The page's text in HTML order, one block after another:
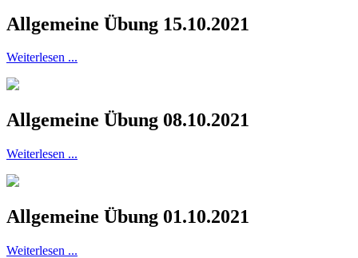
Allgemeine Übung 15.10.2021
Weiterlesen ...
Allgemeine Übung 08.10.2021
Weiterlesen ...
Allgemeine Übung 01.10.2021
Weiterlesen ...